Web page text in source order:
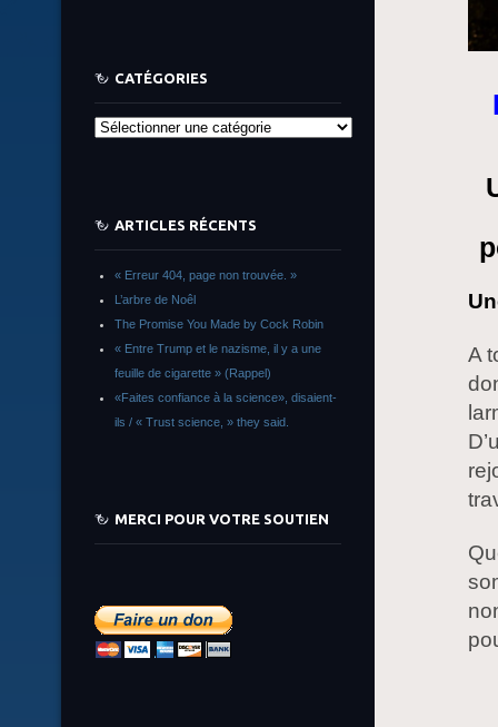
A
CATÉGORIES
Catégories
ARTICLES RÉCENTS
« Erreur 404, page non trouvée. »
L’arbre de Noêl
The Promise You Made by Cock Robin
« Entre Trump et le nazisme, il y a une
feuille de cigarette » (Rappel)
«Faites confiance à la science», disaient-
ils / « Trust science, » they said.
MERCI POUR VOTRE SOUTIEN